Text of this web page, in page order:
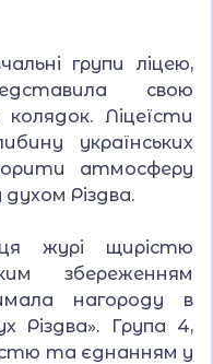
групи ліцею,
свою
колядок. Ліцеїсти
українських
атмосферу
Різдва.
журі щирістю
збереженням
нагороду в
Різдва». Група 4,
та єднанням у